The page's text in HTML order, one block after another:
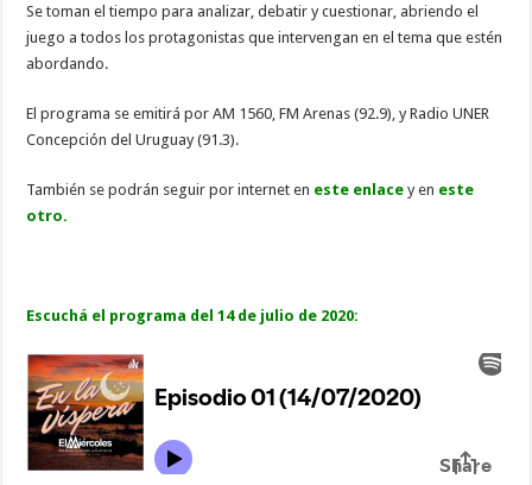
Se toman el tiempo para analizar, debatir y cuestionar, abriendo el
juego a todos los protagonistas que intervengan en el tema que estén
abordando.
El programa se emitirá por AM 1560, FM Arenas (92.9), y Radio UNER
Concepción del Uruguay (91.3).
También se podrán seguir por internet en este enlace y en este
otro.
Escuchá el programa del 14 de julio de 2020: